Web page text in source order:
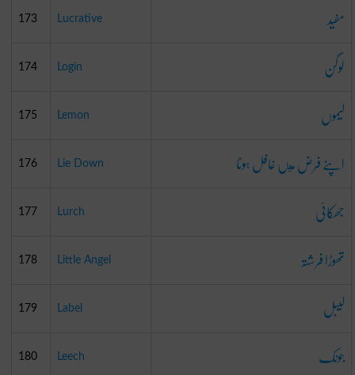
173 Lucrative مفید
174 Login لوگن
175 Lemon لیموں
176 Lie Down اپنے فرض ميں غافل ہونا
177 Lurch جھکائی
178 Little Angel تھوڑا فرشتہ
179 Label لیبل
180 Leech جونک